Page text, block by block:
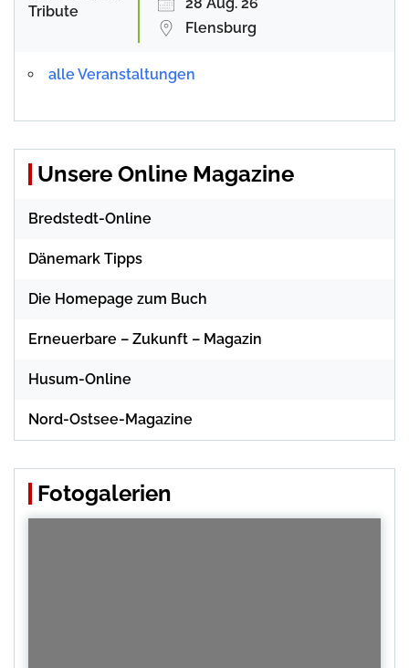
Flensburg
alle Veranstaltungen
Unsere Online Magazine
Bredstedt-Online
Dänemark Tipps
Die Homepage zum Buch
Erneuerbare – Zukunft – Magazin
Husum-Online
Nord-Ostsee-Magazine
Fotogalerien